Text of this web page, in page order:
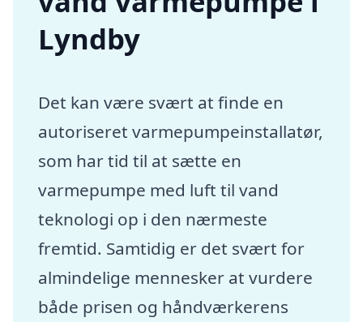
Lyndby
Det kan være svært at finde en
autoriseret varmepumpeinstallatør,
som har tid til at sætte en
varmepumpe med luft til vand
teknologi op i den nærmeste
fremtid. Samtidig er det svært for
almindelige mennesker at vurdere
både prisen og håndværkerens